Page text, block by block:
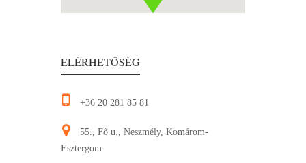
ELÉRHETŐSÉG
+36 20 281 85 81
55., Fő u., Neszmély, Komárom-
Esztergom